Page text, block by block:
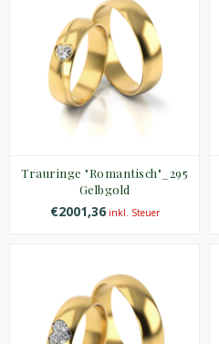
Trauringe "Romantisch"_295
Gelbgold
€2001,36inkl. Steuer